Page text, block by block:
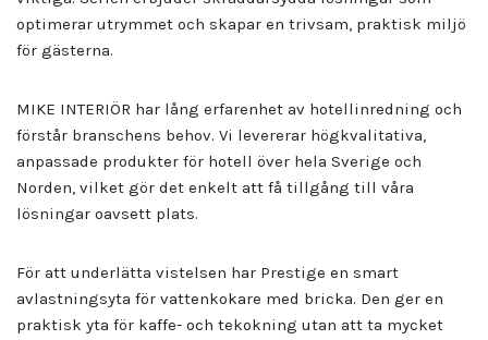
optimerar utrymmet och skapar en trivsam, praktisk miljö
för gästerna.
MIKE INTERIÖR har lång erfarenhet av hotellinredning och
förstår branschens behov. Vi levererar högkvalitativa,
anpassade produkter för hotell över hela Sverige och
Norden, vilket gör det enkelt att få tillgång till våra
lösningar oavsett plats.
För att underlätta vistelsen har Prestige en smart
avlastningsyta för vattenkokare med bricka. Den ger en
praktisk yta för kaffe- och tekokning utan att ta mycket